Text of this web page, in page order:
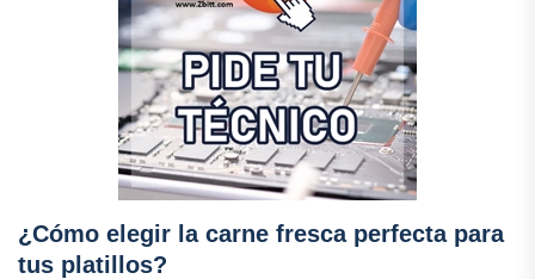
¿Cómo elegir la carne fresca perfecta para
tus platillos?